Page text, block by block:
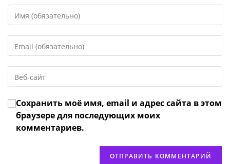
свое
или
имя
чтобы
прокомментировать
свой
адрес,
чтобы
URL
веб-
сайта
(необязательно)
Сохранить моё имя, email и адрес сайта в этом
браузере для последующих моих
комментариев.